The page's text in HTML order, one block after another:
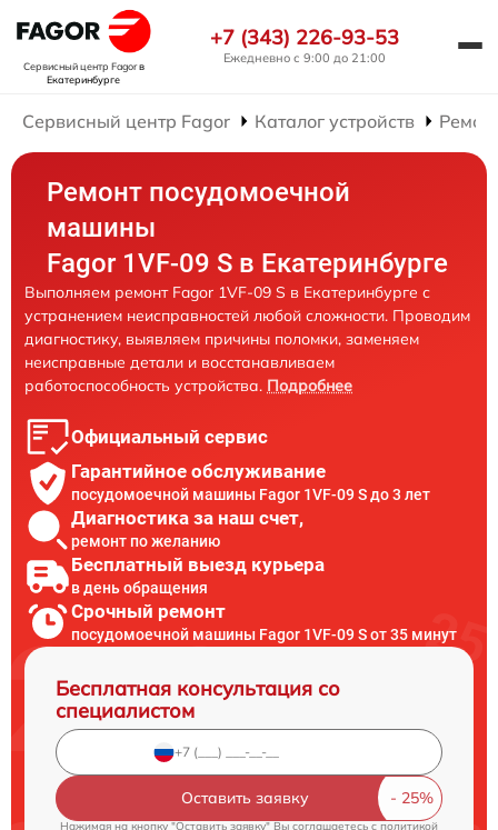
Сервисный центр Fagorв
Екатеринбурге
+7 (343) 226-93-53
Ежедневно с 9:00 до 21:00
Сервисный центр Fagor Каталог устройств
Ремонт посудомоечной
машины
Fagor 1VF-09 S в Екатеринбурге
Выполняем ремонт Fagor 1VF-09 S в Екатеринбурге с
устранением неисправностей любой сложности. Проводим
диагностику, выявляем причины поломки, заменяем
неисправные детали и восстанавливаем
работоспособность устройства. Подробнее
Официальный сервис
Гарантийное обслуживание
посудомоечной машины Fagor 1VF-09 S до 3 лет
Диагностика за наш счет,
ремонт по желанию
Бесплатный выезд курьера
в день обращения
Срочный ремонт
посудомоечной машины Fagor 1VF-09 S от 35 минут
Бесплатная консультация со
специалистом
Оставить заявку
Нажимая на кнопку "Оставить заявку" Вы соглашаетесь cполитикой